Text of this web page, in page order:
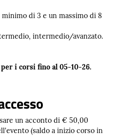
di 3 e un massimo di 8
intermedio/avanzato.
i corsi fino al 05-10-26.
un acconto di € 50,00
(saldo a inizio corso in